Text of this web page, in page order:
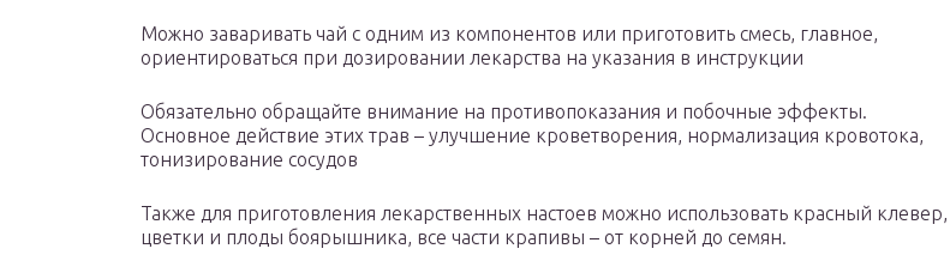
Можно заваривать чай с одним из компонентов или приготовить смесь, главное,
ориентироваться при дозировании лекарства на указания в инструкции
Обязательно обращайте внимание на противопоказания и побочные эффекты.
Основное действие этих трав – улучшение кроветворения, нормализация кровотока,
тонизирование сосудов
Также для приготовления лекарственных настоев можно использовать красный клевер,
цветки и плоды боярышника, все части крапивы – от корней до семян.